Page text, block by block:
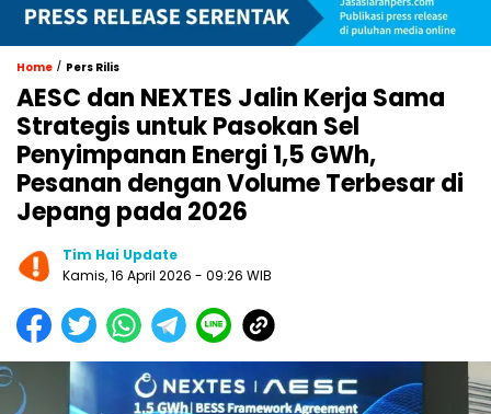
Home / Pers Rilis
AESC dan NEXTES Jalin Kerja Sama
Strategis untuk Pasokan Sel
Penyimpanan Energi 1,5 GWh,
Pesanan dengan Volume Terbesar di
Jepang pada 2026
Tim Hai Update
Kamis, 16 April 2026 - 09:26 WIB